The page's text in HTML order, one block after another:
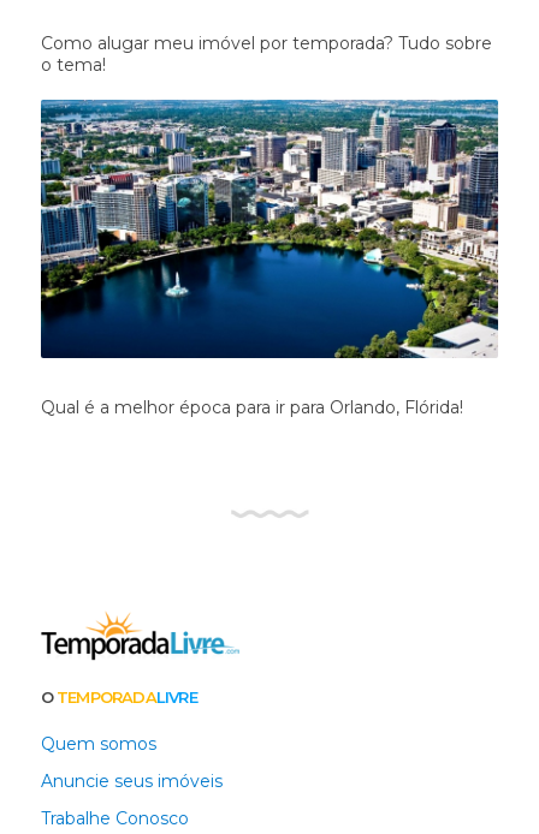
Como alugar meu imóvel por temporada? Tudo sobre
o tema!
Qual é a melhor época para ir para Orlando, Flórida!
OTEMPORADALIVRE
Quem somos
Anuncie seus imóveis
Trabalhe Conosco